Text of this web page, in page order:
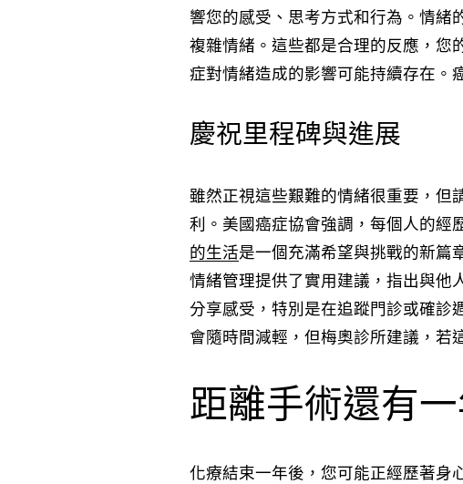
響您的感受、思考方式和行為。情緒
複雜情緒。這些都是合理的反應，您
症對情緒造成的影響可能持續存在。
慶祝里程碑與進展
雖然正視這些艱難的情緒很重要，但
利。美國癌症協會強調，每個人的經
的生活是一個充滿希望與挑戰的新篇
情緒管理提供了實用建議，指出與他
分享感受，特別是在追蹤門診或確診
會隨時間減輕，但梅奧診所建議，若
距離手術還有
化療結束一年後，您可能正經歷著身